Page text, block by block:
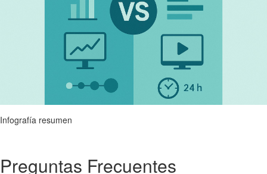
Infografía resumen
Preguntas Frecuentes